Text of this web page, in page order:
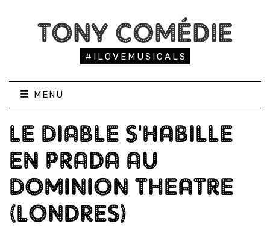
TONY COMÉDIE
#ILOVEMUSICALS
MENU
LE DIABLE S'HABILLE
EN PRADA AU
DOMINION THEATRE
(LONDRES)